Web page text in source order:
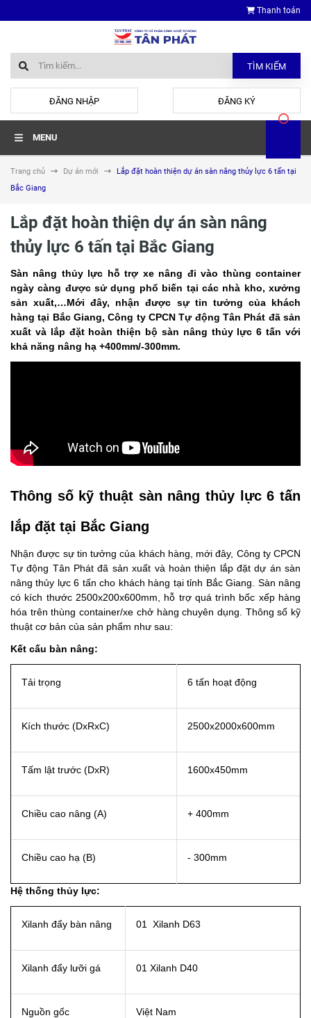
Thanh toán
TÌM KIẾM
ĐĂNG NHẬP ĐĂNG KÝ
MENU
Trang chủ Dự án mới
Lắp đặt hoàn thiện dự án sàn nâng thủy lực 6 tấn tại
Bắc Giang
Lắp đặt hoàn thiện dự án sàn nâng
thủy lực 6 tấn tại Bắc Giang
Sàn nâng thủy lực hỗ trợ xe nâng đi vào thùng container
ngày càng được sử dụng phổ biến tại các nhà kho, xưởng
sản xuất,…Mới đây, nhận được sự tin tưởng của khách
hàng tại Bắc Giang, Công ty CPCN Tự động Tân Phát đã sản
xuất và lắp đặt hoàn thiện bộ sàn nâng thủy lực 6 tấn với
khả năng nâng hạ +400mm/-300mm.
Thông số kỹ thuật sàn nâng thủy lực 6 tấn
lắp đặt tại Bắc Giang
Nhận được sự tin tưởng của khách hàng, mới đây, Công ty CPCN
Tự động Tân Phát đã sản xuất và hoàn thiện lắp đặt dự án sàn
nâng thủy lực 6 tấn cho khách hàng tại tỉnh Bắc Giang. Sàn nâng
có kích thước 2500x200x600mm, hỗ trợ quá trình bốc xếp hàng
hóa trên thùng container/xe chở hàng chuyên dụng. Thông số kỹ
thuật cơ bản của sản phẩm như sau:
Kết cấu bàn nâng:
Tải trọng 6 tấn hoạt động
Kích thước (DxRxC) 2500x2000x600mm
Tấm lật trước (DxR) 1600x450mm
Chiều cao nâng (A) + 400mm
Chiều cao hạ (B) - 300mm
Hệ thống thủy lực:
Xilanh đẩy bàn nâng 01 Xilanh D63
Xilanh đẩy lưỡi gá 01 Xilanh D40
Nguồn gốc Việt Nam